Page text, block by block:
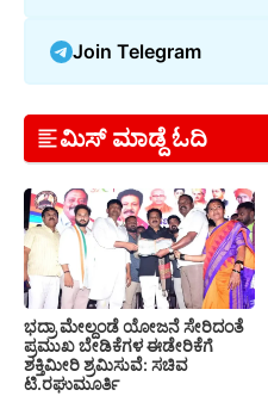
Join Telegram
ಮಿಸ್ ಮಾಡ್ದೆ ಓದಿ
ಭದ್ರಾ ಮೇಲ್ದಂಡೆ ಯೋಜನೆ ಸೇರಿದಂತೆ
ಪ್ರಮುಖ ಬೇಡಿಕೆಗಳ ಈಡೇರಿಕೆಗೆ
ಶಕ್ತಿಮೀರಿ ಶ್ರಮಿಸುವೆ: ಸಚಿವ
ಟಿ.ರಘುಮೂರ್ತಿ